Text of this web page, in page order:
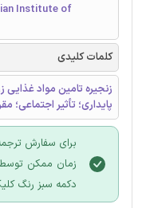
Institute of
کلمات کلیدی
زنجیره تامین مواد غذایی
پایداری؛ تأثیر اجتماعی؛
برای سفارش
زمان ممکن
دکمه سبز رنگ